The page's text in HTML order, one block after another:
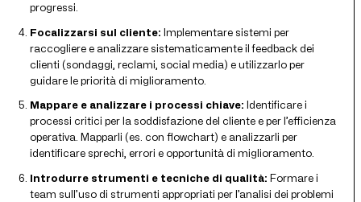
progressi.
Focalizzarsi sul cliente: Implementare sistemi per
raccogliere e analizzare sistematicamente il feedback dei
clienti (sondaggi, reclami, social media) e utilizzarlo per
guidare le priorità di miglioramento.
Mappare e analizzare i processi chiave: Identificare i
processi critici per la soddisfazione del cliente e per l’efficienza
operativa. Mapparli (es. con flowchart) e analizzarli per
identificare sprechi, errori e opportunità di miglioramento.
Introdurre strumenti e tecniche di qualità: Formare i
team sull’uso di strumenti appropriati per l’analisi dei problemi